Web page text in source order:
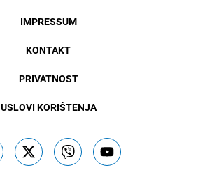
IMPRESSUM
KONTAKT
PRIVATNOST
USLOVI KORIŠTENJA